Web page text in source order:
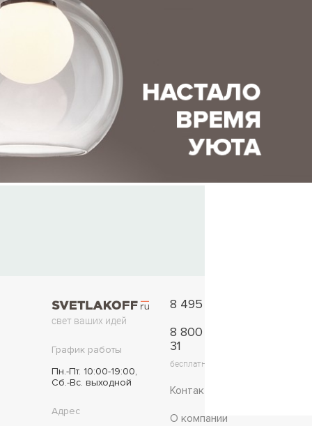
свет ваших идей
График работы
Пн.-Пт. 10:00-19:00,
Сб.-Вс. выходной
Адрес
8 495 777-11-33
8 800 775-42-
31
бесплатно по России
Контакты
О компании